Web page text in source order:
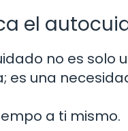
el
no es solo
es una
a ti mismo.